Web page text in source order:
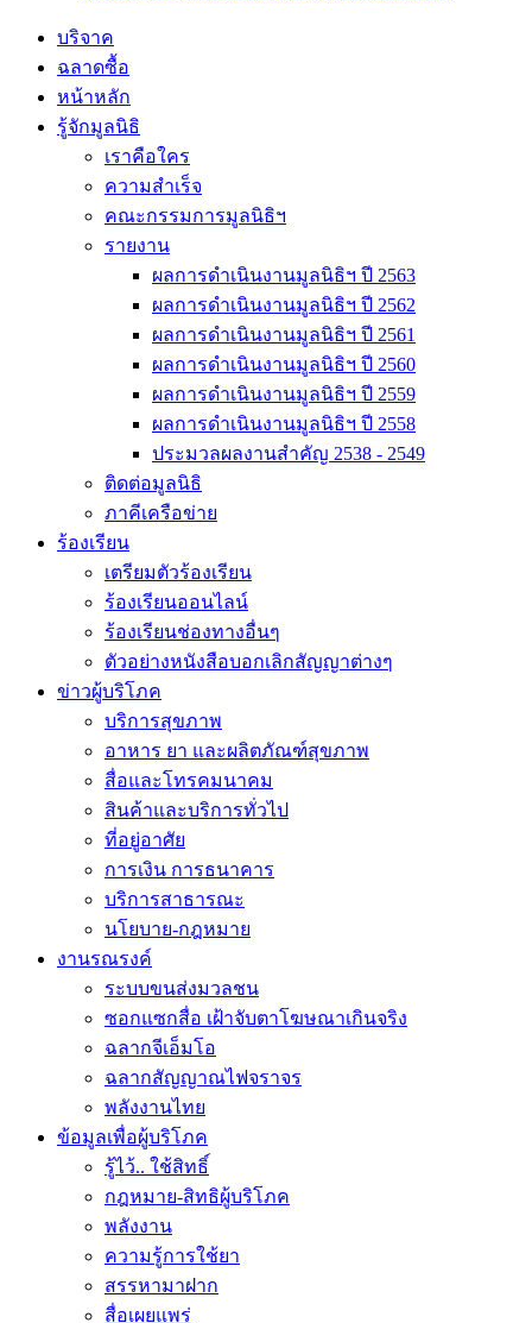
บริจาค
ฉลาดซื้อ
หน้าหลัก
รู้จักมูลนิธิ
เราคือใคร
ความสำเร็จ
คณะกรรมการมูลนิธิฯ
รายงาน
ผลการดำเนินงานมูลนิธิฯ ปี 2563
ผลการดำเนินงานมูลนิธิฯ ปี 2562
ผลการดำเนินงานมูลนิธิฯ ปี 2561
ผลการดำเนินงานมูลนิธิฯ ปี 2560
ผลการดำเนินงานมูลนิธิฯ ปี 2559
ผลการดำเนินงานมูลนิธิฯ ปี 2558
ประมวลผลงานสำคัญ 2538 - 2549
ติดต่อมูลนิธิ
ภาคีเครือข่าย
ร้องเรียน
เตรียมตัวร้องเรียน
ร้องเรียนออนไลน์
ร้องเรียนช่องทางอื่นๆ
ตัวอย่างหนังสือบอกเลิกสัญญาต่างๆ
ข่าวผู้บริโภค
บริการสุขภาพ
อาหาร ยา และผลิตภัณฑ์สุขภาพ
สื่อและโทรคมนาคม
สินค้าและบริการทั่วไป
ที่อยู่อาศัย
การเงิน การธนาคาร
บริการสาธารณะ
นโยบาย-กฎหมาย
งานรณรงค์
ระบบขนส่งมวลชน
ซอกแซกสื่อ เฝ้าจับตาโฆษณาเกินจริง
ฉลากจีเอ็มโอ
ฉลากสัญญาณไฟจราจร
พลังงานไทย
ข้อมูลเพื่อผู้บริโภค
รู้ไว้.. ใช้สิทธิ์
กฎหมาย-สิทธิผู้บริโภค
พลังงาน
ความรู้การใช้ยา
สรรหามาฝาก
สื่อเผยแพร่